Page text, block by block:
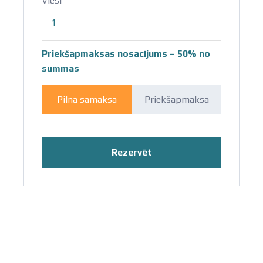
1
Priekšapmaksas nosacījums – 50% no
summas
Pilna samaksa Priekšapmaksa
Rezervēt